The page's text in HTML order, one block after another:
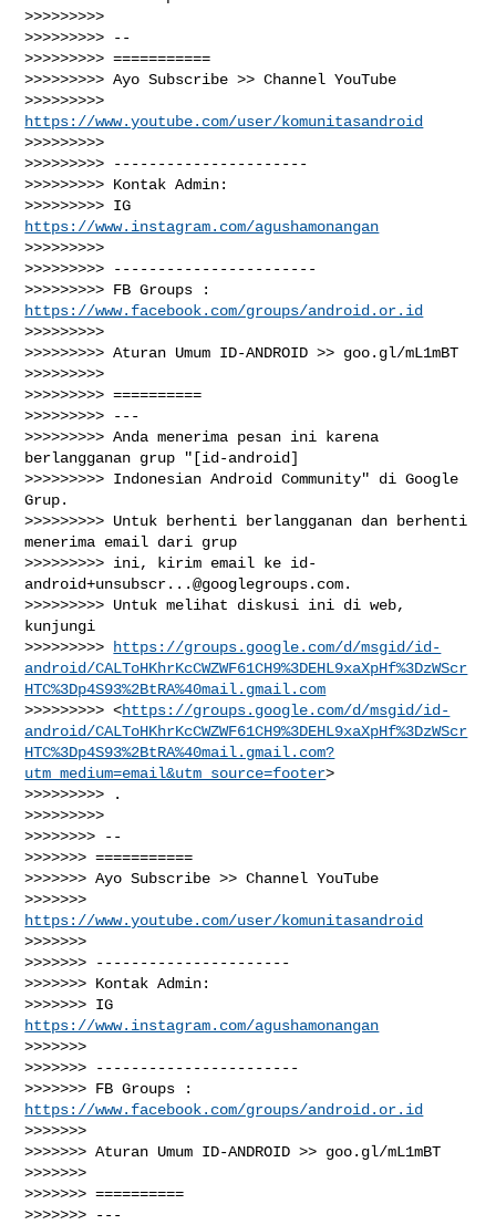
>>>>>>>>>
>>>>>>>>> --
>>>>>>>>> ===========
>>>>>>>>> Ayo Subscribe >> Channel YouTube
https://www.youtube.com/user/komunitasandroid
>>>>>>>>>
>>>>>>>>> ----------------------
>>>>>>>>> Kontak Admin:
https://www.instagram.com/agushamonangan
>>>>>>>>>
>>>>>>>>> -----------------------
https://www.facebook.com/groups/android.or.id
>>>>>>>>>
>>>>>>>>> Aturan Umum ID-ANDROID >> goo.gl/mL1mBT
>>>>>>>>>
>>>>>>>>> ==========
>>>>>>>>> ---
>>>>>>>>> Anda menerima pesan ini karena
berlangganan grup "[id-android]
>>>>>>>>> Indonesian Android Community" di Google
Grup.
>>>>>>>>> Untuk berhenti berlangganan dan berhenti
menerima email dari grup
>>>>>>>>> ini, kirim email ke id-
android+unsubscr...@googlegroups.com.
>>>>>>>>> Untuk melihat diskusi ini di web,
kunjungi
>>>>>>>>>
https://groups.google.com/d/msgid/id-
android/CALToHKhrKcCWZWF61CH9%3DEHL9xaXpHf%3DzWScr
HTC%3Dp4S93%2BtRA%40mail.gmail.com
>>>>>>>>> <https://groups.google.com/d/msgid/id-
android/CALToHKhrKcCWZWF61CH9%3DEHL9xaXpHf%3DzWScr
HTC%3Dp4S93%2BtRA%40mail.gmail.com?
utm_medium=email&utm_source=footer>
>>>>>>>>> .
>>>>>>>>>
>>>>>>>> --
>>>>>>> ===========
>>>>>>> Ayo Subscribe >> Channel YouTube
https://www.youtube.com/user/komunitasandroid
>>>>>>>
>>>>>>> ----------------------
>>>>>>> Kontak Admin:
https://www.instagram.com/agushamonangan
>>>>>>>
>>>>>>> -----------------------
https://www.facebook.com/groups/android.or.id
>>>>>>>
>>>>>>> Aturan Umum ID-ANDROID >> goo.gl/mL1mBT
>>>>>>>
>>>>>>> ==========
>>>>>>> ---